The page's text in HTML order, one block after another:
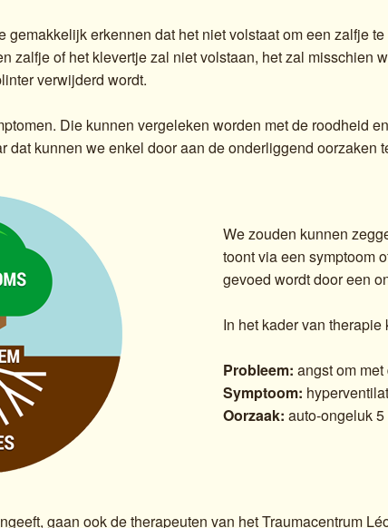
erkennen dat het niet volstaat om een zalfje
zalfje of het klevertje zal niet volstaan, het zal misschien
verwijderd wordt.
Die kunnen vergeleken worden met de roodheid
dat kunnen we enkel door aan de onderliggend oorzaken
We zouden kunnen
toont via een symptoom
gevoed wordt door een
In het kader van
Probleem: angst om
Symptoom:
Oorzaak: auto-ongeluk
gaan ook de therapeuten van het Traumacentrum